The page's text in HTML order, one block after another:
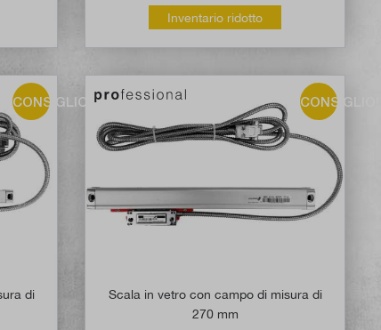
Inventario ridotto
CONSIGLIO!
di
CONSIGLIO!
Scala in vetro con campo di misura di
270 mm